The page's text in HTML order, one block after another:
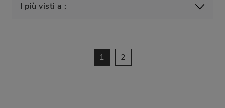
I più visti a :
1 2